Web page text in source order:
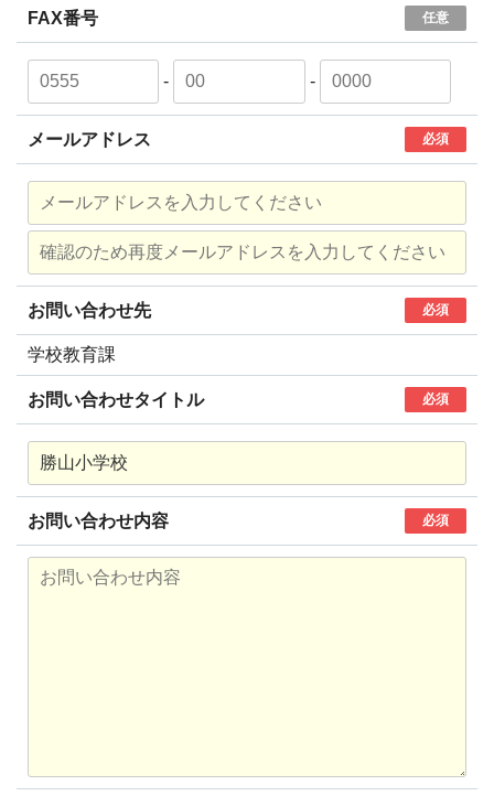
FAX番号 任意
- -
メールアドレス 必須
お問い合わせ先 必須
学校教育課
お問い合わせタイトル 必須
お問い合わせ内容 必須